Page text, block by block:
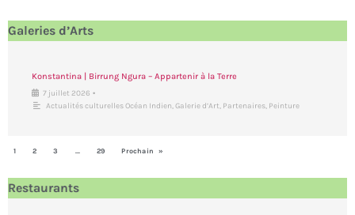
Galeries d’Arts
Konstantina | Birrung Ngura – Appartenir à la Terre
7 juillet 2026 •
Actualités culturelles Océan Indien,Galerie d’Art, Partenaires, Peinture
1 2 3 … 29 Prochain »
Restaurants